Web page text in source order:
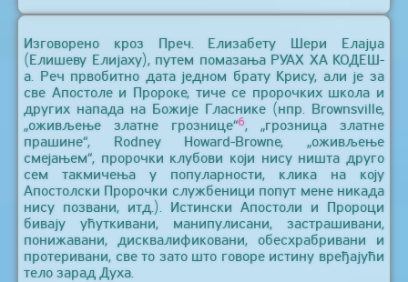
Изговорено кроз Преч. Елизабету Шери Елајџа
(Елишеву Елијаху), путем помазања РУАХ ХА КОДЕШ-
а. Реч првобитно дата једном брату Крису, али је за
све Апостоле и Пророке, тиче се пророчких школа и
других напада на Божије Гласнике (нпр. Brownsville,
„оживљење златне грознице“6, „грозница златне
прашине“, Rodney Howard-Browne, „оживљење
смејањем“, пророчки клубови који нису ништа друго
сем такмичења у популарности, клика на коју
Апостолски Пророчки службеници попут мене никада
нису позвани, итд.). Истински Апостоли и Пророци
бивају ућуткивани, манипулисани, застрашивани,
понижавани, дисквалификовани, обесхрабривани и
протеривани, све то зато што говоре истину вређајући
тело зарад Духа.